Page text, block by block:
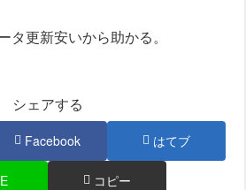
タ更新安いから助かる。
シェアする
Facebook はてブ
コピー